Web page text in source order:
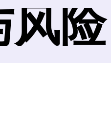
风险